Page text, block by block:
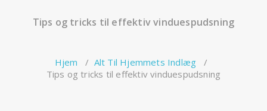
Tips og tricks til effektiv vinduespudsning
Hjem / Alt Til Hjemmets Indlæg /
Tips og tricks til effektiv vinduespudsning